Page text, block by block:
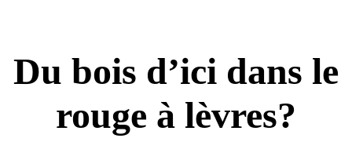
Du bois d’ici dans le
rouge à lèvres?